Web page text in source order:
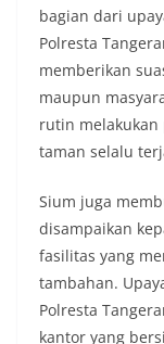
bagian dari
Polresta
memberikan
maupun
rutin melakukan
taman selalu
Sium juga
disampaikan
fasilitas yang
tambahan.
Polresta
kantor yang